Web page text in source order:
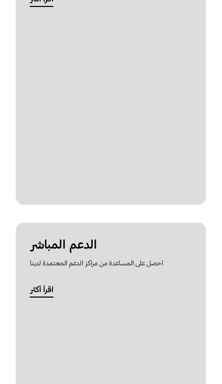
الدعم المباشر
احصل على المساعدة من مراكز الدعم المعتمدة لدينا
اقرأ أكثر